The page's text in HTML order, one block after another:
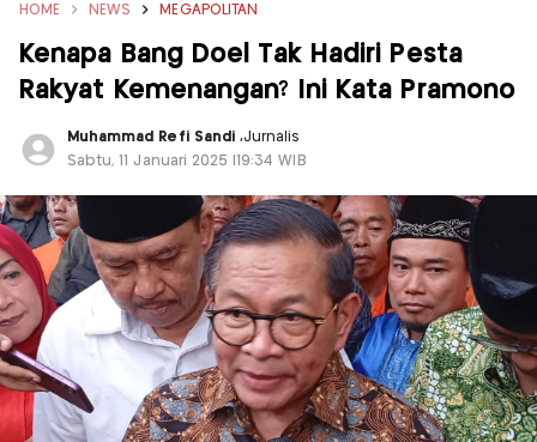
HOME NEWS MEGAPOLITAN
Kenapa Bang Doel Tak Hadiri Pesta
Rakyat Kemenangan? Ini Kata Pramono
Muhammad Refi Sandi ,Jurnalis
Sabtu, 11 Januari 2025 |19:34 WIB